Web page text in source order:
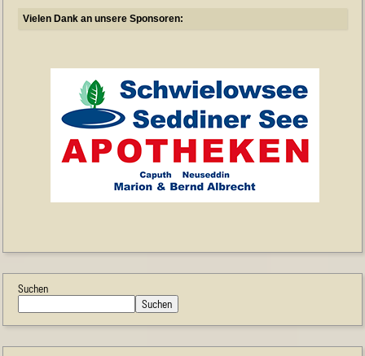
Vielen Dank an unsere Sponsoren:
Suchen
Suchen